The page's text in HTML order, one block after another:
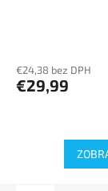
€24,38 bez DPH
€29,99